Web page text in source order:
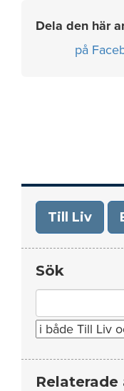
Dela den här
på
Till Liv
Sök
for: